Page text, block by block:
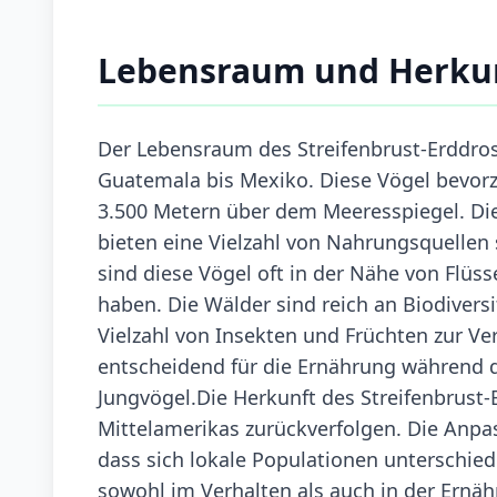
Lebensraum und
Der Lebensraum des Streifenbrust-
Guatemala bis Mexiko. Diese Vögel
3.500 Metern über dem Meeresspiegel.
bieten eine Vielzahl von
sind diese Vögel oft in der Nähe von
haben. Die Wälder sind reich an
Vielzahl von Insekten und Früchten zur
entscheidend für die Ernährung während
Jungvögel.Die Herkunft des
Mittelamerikas zurückverfolgen. Die
dass sich lokale Populationen
sowohl im Verhalten als auch in der